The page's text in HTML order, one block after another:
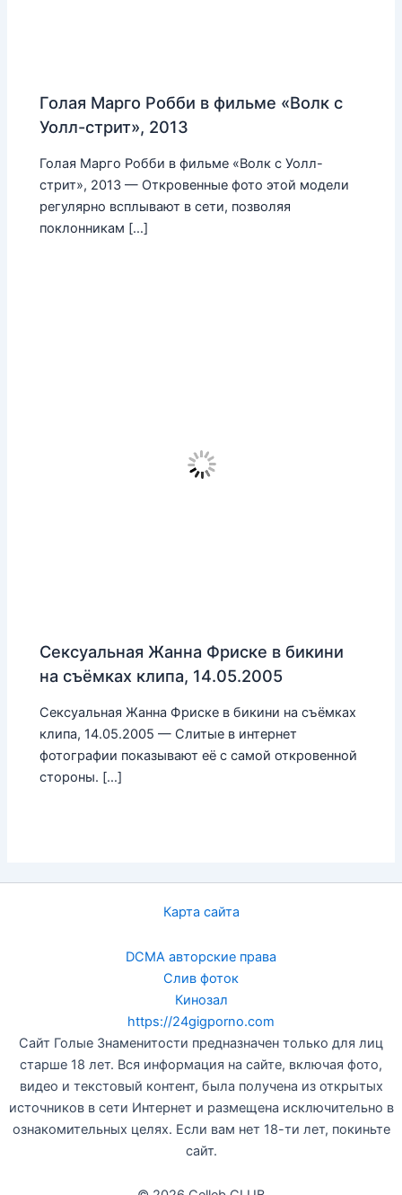
Голая Марго Робби в фильме «Волк с
Уолл-стрит», 2013
Голая Марго Робби в фильме «Волк с Уолл-
стрит», 2013 — Откровенные фото этой модели
регулярно всплывают в сети, позволяя
поклонникам […]
Сексуальная Жанна Фриске в бикини
на съёмках клипа, 14.05.2005
Сексуальная Жанна Фриске в бикини на съёмках
клипа, 14.05.2005 — Слитые в интернет
фотографии показывают её с самой откровенной
стороны. […]
Карта сайта
DCMA авторские права
Слив фоток
Кинозал
https://24gigporno.com
Сайт Голые Знаменитости предназначен только для лиц
старше 18 лет. Вся информация на сайте, включая фото,
видео и текстовый контент, была получена из открытых
источников в сети Интернет и размещена исключительно в
ознакомительных целях. Если вам нет 18-ти лет, покиньте
сайт.